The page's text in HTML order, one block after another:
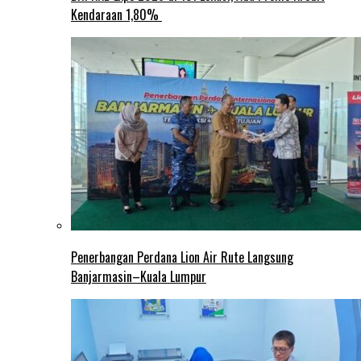
Kendaraan 1,80%
Penerbangan Perdana Lion Air Rute Langsung
Banjarmasin–Kuala Lumpur